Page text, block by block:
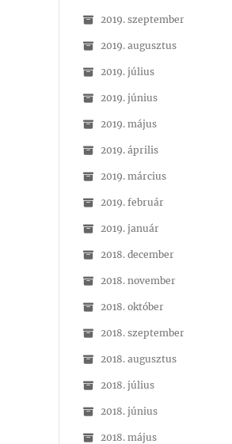
2019. szeptember
2019. augusztus
2019. július
2019. június
2019. május
2019. április
2019. március
2019. február
2019. január
2018. december
2018. november
2018. október
2018. szeptember
2018. augusztus
2018. július
2018. június
2018. május